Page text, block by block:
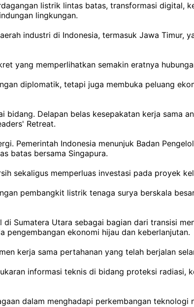
listrik lintas batas, transformasi digital,
lingkungan.
industri di Indonesia, termasuk Jawa Timur,
yang memperlihatkan semakin eratnya
diplomatik, tetapi juga membuka peluang
Delapan belas kesepakatan kerja sama
Retreat.
Pemerintah Indonesia menunjuk Badan
batas bersama Singapura.
sekaligus memperluas investasi pada proyek
pembangkit listrik tenaga surya berskala
Sumatera Utara sebagai bagian dari transisi
ekonomi hijau dan keberlanjutan.
kerja sama pertahanan yang telah berjalan
informasi teknis di bidang proteksi radiasi,
dalam menghadapi perkembangan